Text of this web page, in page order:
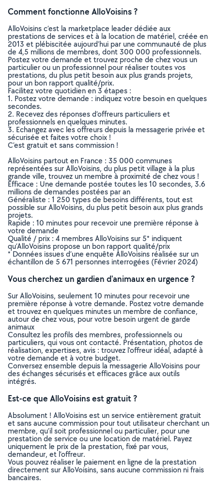
Comment fonctionne AlloVoisins ?
AlloVoisins c’est la marketplace leader dédiée aux
prestations de services et à la location de matériel, créée en
2013 et plébiscitée aujourd’hui par une communauté de plus
de 4,5 millions de membres, dont 300 000 professionnels.
Postez votre demande et trouvez proche de chez vous un
particulier ou un professionnel pour réaliser toutes vos
prestations, du plus petit besoin aux plus grands projets,
pour un bon rapport qualité/prix.
Facilitez votre quotidien en 3 étapes :
1. Postez votre demande : indiquez votre besoin en quelques
secondes.
2. Recevez des réponses d’offreurs particuliers et
professionnels en quelques minutes.
3. Echangez avec les offreurs depuis la messagerie privée et
sécurisée et faites votre choix !
C’est gratuit et sans commission !
AlloVoisins partout en France : 35 000 communes
représentées sur AlloVoisins, du plus petit village à la plus
grande ville, trouvez un membre à proximité de chez vous !
Efficace : Une demande postée toutes les 10 secondes, 3.6
millions de demandes postées par an
Généraliste : 1 250 types de besoins différents, tout est
possible sur AlloVoisins, du plus petit besoin aux plus grands
projets.
Rapide : 10 minutes pour recevoir une première réponse à
votre demande
Qualité / prix : 4 membres AlloVoisins sur 5* indiquent
qu’AlloVoisins propose un bon rapport qualité/prix
* Données issues d’une enquête AlloVoisins réalisée sur un
échantillon de 5 671 personnes interrogées (Février 2024)
Vous cherchez un gardien d'animaux en urgence ?
Sur AlloVoisins, seulement 10 minutes pour recevoir une
première réponse à votre demande. Postez votre demande
et trouvez en quelques minutes un membre de confiance,
autour de chez vous, pour votre besoin urgent de garde
animaux
Consultez les profils des membres, professionnels ou
particuliers, qui vous ont contacté. Présentation, photos de
réalisation, expertises, avis : trouvez l'offreur idéal, adapté à
votre demande et à votre budget.
Conversez ensemble depuis la messagerie AlloVoisins pour
des échanges sécurisés et efficaces grâce aux outils
intégrés.
Est-ce que AlloVoisins est gratuit ?
Absolument ! AlloVoisins est un service entièrement gratuit
et sans aucune commission pour tout utilisateur cherchant un
membre, qu’il soit professionnel ou particulier, pour une
prestation de service ou une location de matériel. Payez
uniquement le prix de la prestation, fixé par vous,
demandeur, et l’offreur.
Vous pouvez réaliser le paiement en ligne de la prestation
directement sur AlloVoisins, sans aucune commission ni frais
bancaires.